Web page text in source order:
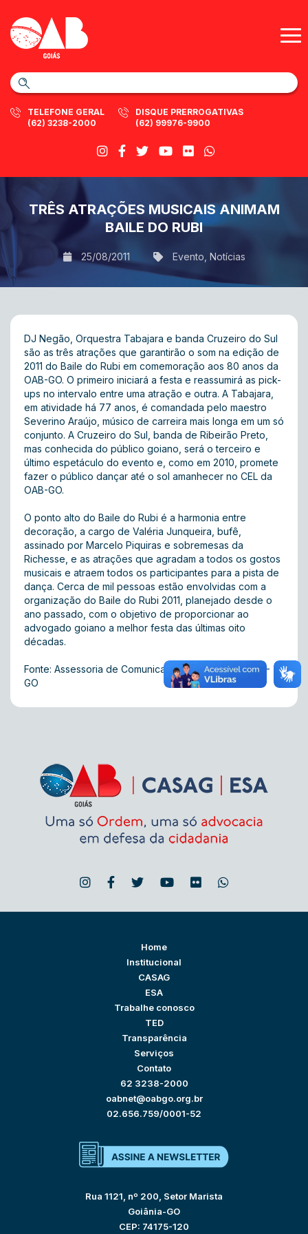
TELEFONE GERAL
(62) 3238-2000
DISQUE PRERROGATIVAS
(62) 99976-9900
TRÊS ATRAÇÕES MUSICAIS ANIMAM
BAILE DO RUBI
25/08/2011 Evento Notícias
DJ Negão, Orquestra Tabajara e banda Cruzeiro do Sul
são as três atrações que garantirão o som na edição de
2011 do Baile do Rubi em comemoração aos 80 anos da
OAB-GO. O primeiro iniciará a festa e reassumirá as pick-
ups no intervalo entre uma atração e outra. A Tabajara,
em atividade há 77 anos, é comandada pelo maestro
Severino Araújo, músico de carreira mais longa em um só
conjunto. A Cruzeiro do Sul, banda de Ribeirão Preto,
mas conhecida do público goiano, será o terceiro e
último espetáculo do evento e, como em 2010, promete
fazer o público dançar até o sol amanhecer no CEL da
OAB-GO.
O ponto alto do Baile do Rubi é a harmonia entre
decoração, a cargo de Valéria Junqueira, bufê,
assinado por Marcelo Piquiras e sobremesas da
Richesse, e as atrações que agradam a todos os gostos
musicais e atraem todos os participantes para a pista de
dança. Cerca de mil pessoas estão envolvidas com a
organização do Baile do Rubi 2011, planejado desde o
ano passado, com o objetivo de proporcionar ao
advogado goiano a melhor festa das últimas oito
décadas.
Fonte: Assessoria de Comunicação Integrada da OAB-
GO
Home
Institucional
CASAG
ESA
Trabalhe conosco
TED
Transparência
Serviços
Contato
62 3238-2000
oabnet@oabgo.org.br
02.656.759/0001-52
Rua 1121, nº 200, Setor Marista
Goiânia-GO
CEP: 74175-120